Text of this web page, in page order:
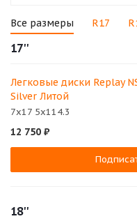
Все размеры R17
17''
Легковые диски Replay
Silver Литой
7x17 5x114.3
12 750 ₽
18''